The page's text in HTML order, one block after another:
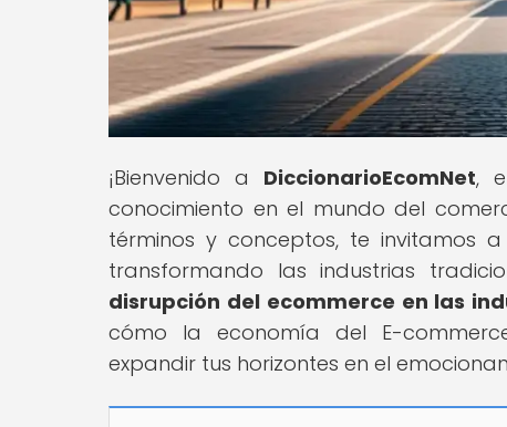
¡Bienvenido a DiccionarioEcomNet,
conocimiento en el mundo del
términos y conceptos, te invitamos
transformando las industrias
disrupción del ecommerce en las
cómo la economía del E-
expandir tus horizontes en el